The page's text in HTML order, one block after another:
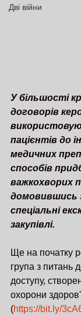
Дві війни
У більшості
договорів
пацієнтів до
медичних
способів
важкохворих
домовившись
спеціальні
закупівлі.
Ще на початку
група з питань
доступу,
охорони
(https://bit.ly/